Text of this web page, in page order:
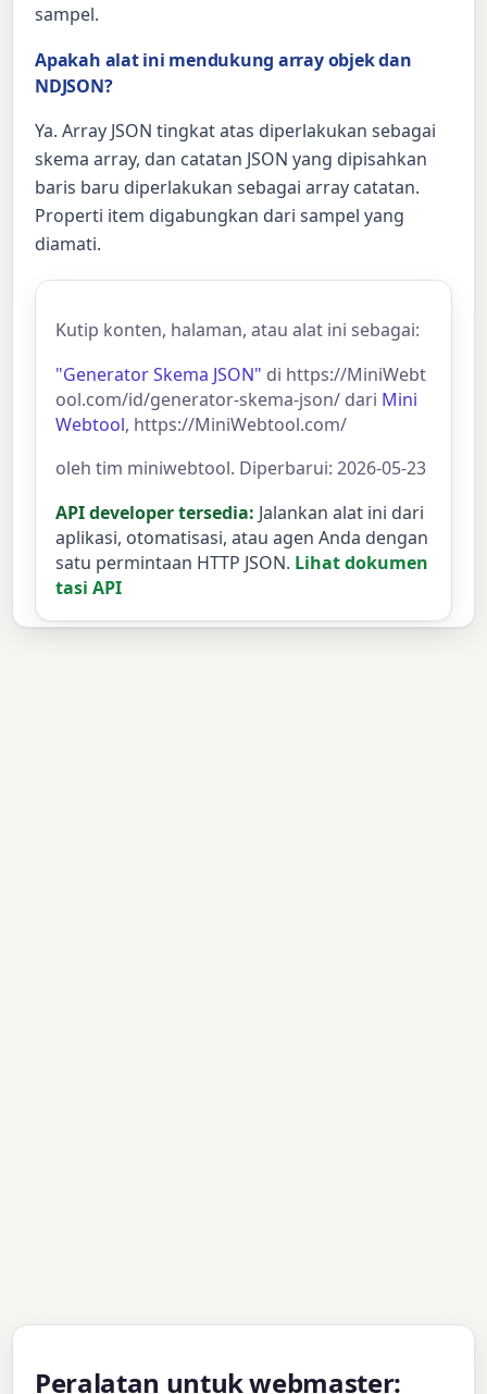
sampel.
Apakah alat ini mendukung array objek dan
NDJSON?
Ya. Array JSON tingkat atas diperlakukan sebagai
skema array, dan catatan JSON yang dipisahkan
baris baru diperlakukan sebagai array catatan.
Properti item digabungkan dari sampel yang
diamati.
Kutip konten, halaman, atau alat ini sebagai:
"Generator Skema JSON" di https://MiniWebt
ool.com/id/generator-skema-json/ dari Mini
Webtool, https://MiniWebtool.com/
oleh tim miniwebtool. Diperbarui: 2026-05-23
API developer tersedia: Jalankan alat ini dari
aplikasi, otomatisasi, atau agen Anda dengan
satu permintaan HTTP JSON. Lihat dokumen
tasi API
Peralatan untuk webmaster: